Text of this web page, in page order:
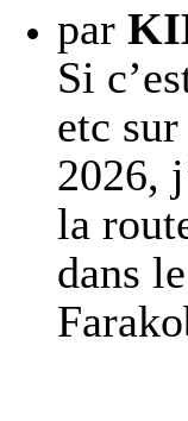
par
Si
etc
2026,
la
dans